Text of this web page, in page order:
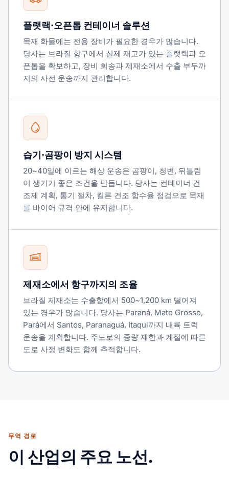
플랫랙·오픈톱 컨테이너 솔루션
목재 화물에는 전용 장비가 필요한 경우가 많습니다.
당사는 브라질 항구에서 실제 재고가 있는 플랫랙과 오
픈톱을 확보하고, 장비 회송과 제재소에서 수출 부두까
지의 사전 운송까지 관리합니다.
습기·곰팡이 방지 시스템
20~40일에 이르는 해상 운송은 곰팡이, 청변, 뒤틀림
이 생기기 좋은 조건을 만듭니다. 당사는 컨테이너 건
조제 계획, 통기 절차, 킬른 건조 함수율 점검으로 목재
를 바이어 규격 안에 유지합니다.
제재소에서 항구까지의 조율
브라질 제재소는 수출항에서 500~1,200 km 떨어져
있는 경우가 많습니다. 당사는 Paraná, Mato Grosso,
Pará에서 Santos, Paranaguá, Itaqui까지 내륙 트럭
운송을 계획합니다. 주도로의 중량 제한과 계절에 따른
도로 사정 변화도 함께 추적합니다.
무역 경로
이 산업의 주요 노선.